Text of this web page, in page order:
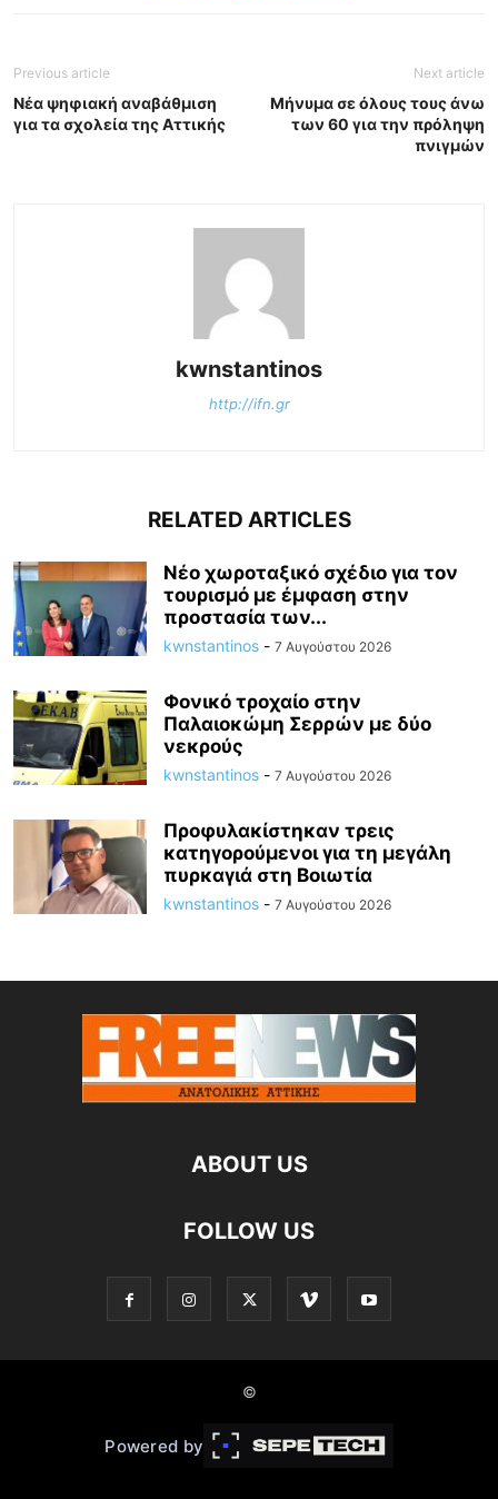
Previous article
Νέα ψηφιακή αναβάθμιση
για τα σχολεία της Αττικής
Next article
Μήνυμα σε όλους τους άνω
των 60 για την πρόληψη
πνιγμών
kwnstantinos
http://ifn.gr
RELATED ARTICLES
Νέο χωροταξικό σχέδιο για τον
τουρισμό με έμφαση στην
προστασία των...
kwnstantinos - 7 Αυγούστου 2026
Φονικό τροχαίο στην
Παλαιοκώμη Σερρών με δύο
νεκρούς
kwnstantinos - 7 Αυγούστου 2026
Προφυλακίστηκαν τρεις
κατηγορούμενοι για τη μεγάλη
πυρκαγιά στη Βοιωτία
kwnstantinos - 7 Αυγούστου 2026
ABOUT US
FOLLOW US
©
Powered by